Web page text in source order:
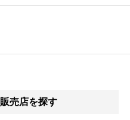
販売店を探す